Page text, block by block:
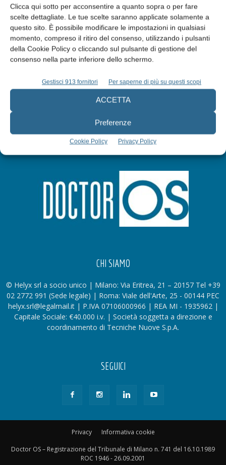
Clicca qui sotto per acconsentire a quanto sopra o per fare
scelte dettagliate. Le tue scelte saranno applicate solamente a
questo sito. È possibile modificare le impostazioni in qualsiasi
momento, compreso il ritiro del consenso, utilizzando i pulsanti
della Cookie Policy o cliccando sul pulsante di gestione del
consenso nella parte inferiore dello schermo.
Gestisci 913 fornitori Per saperne di più su questi scopi
ACCETTA
Preferenze
Cookie Policy Privacy Policy
Edicola web
Abbonati
Iscriviti alla newsletter
CHI SIAMO
© Helyx srl a socio unico | Milano: Via Eritrea, 21 – 20157 Tel +39
02 2772 991 (Sede legale) | Roma: Viale dell'Arte, 25 - 00144 PEC
helyx.srl@legalmail.it | P.IVA 07106000966 | REA MI - 1935962 |
Capitale Sociale: €40.000 i.v. | Società soggetta a direzione e
coordinamento di Tecniche Nuove S.p.A.
SEGUICI
Privacy
Informativa cookie
Doctor OS – Registrazione del Tribunale di Milano n. 741 del 16.10.1989
ROC 1946 - 26.09.2001